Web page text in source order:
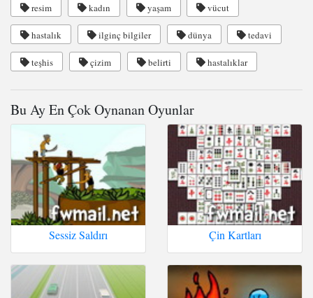
resim kadın yaşam vücut
hastalık ilginç bilgiler dünya tedavi
teşhis çizim belirti hastalıklar
Bu Ay En Çok Oynanan Oyunlar
Sessiz Saldırı Çin Kartları